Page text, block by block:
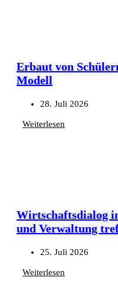
Erbaut von
Modell
28. Juli 2026
Weiterlesen
Wirtschaftsdialog
und Verwaltung
25. Juli 2026
Weiterlesen